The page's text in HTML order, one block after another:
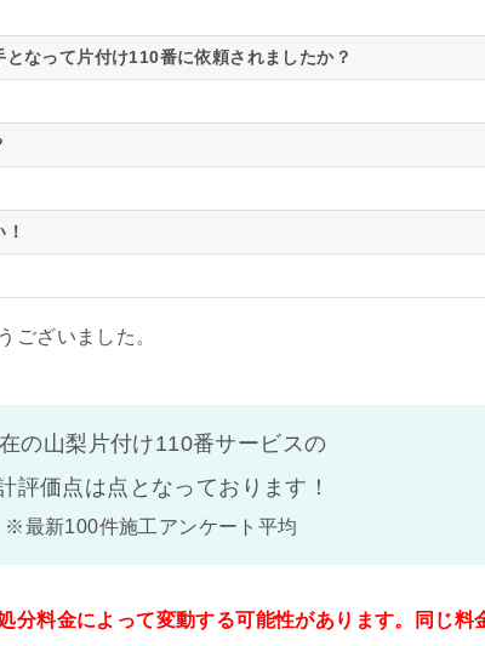
なって片付け110番に依頼されましたか？
ございました。
の山梨片付け110番サービスの
評価点は点となっております！
※最新100件施工アンケート平均
分料金によって変動する可能性があります。同じ料